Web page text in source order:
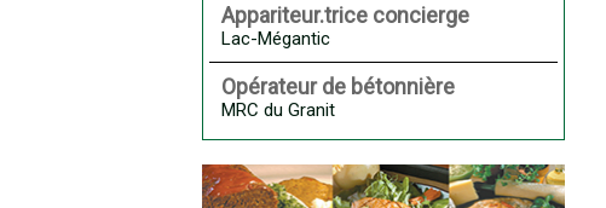
Appariteur.trice concierge
Lac-Mégantic
Opérateur de bétonnière
MRC du Granit